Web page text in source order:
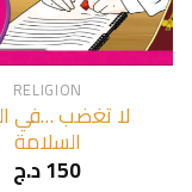
RELIGION
لا تغضب …في
السلامة
150د.ج